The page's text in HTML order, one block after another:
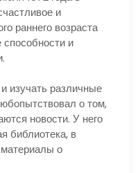
и
раннего возраста
и
изучать различные
о том,
новости. У него
библиотека, в
материалы о